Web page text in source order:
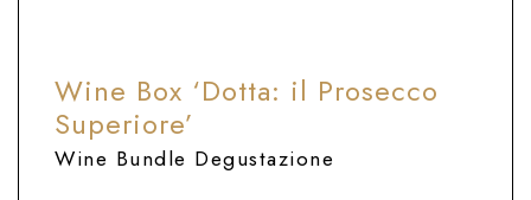
Wine Box ‘Dotta: il Prosecco
Superiore’
Wine Bundle Degustazione